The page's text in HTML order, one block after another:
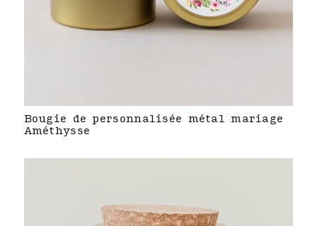
Bougie de personnalisée métal mariage
Améthysse